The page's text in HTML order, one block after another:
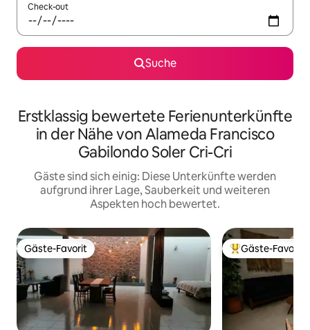
Check-out
Suche
Erstklassig bewertete Ferienunterkünfte
in der Nähe von Alameda Francisco
Gabilondo Soler Cri-Cri
Gäste sind sich einig: Diese Unterkünfte werden
aufgrund ihrer Lage, Sauberkeit und weiteren
Aspekten hoch bewertet.
Gäste-Favorit
Gäste-Favorit Beliebter Gäste-
Gäste-Favorit